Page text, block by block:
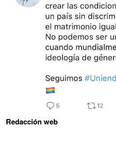
Redacción web